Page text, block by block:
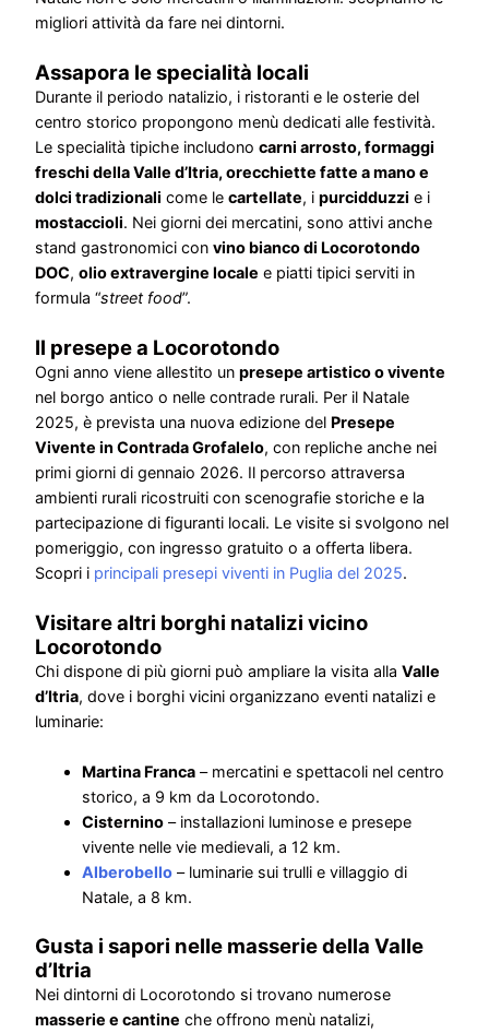
migliori attività da fare nei dintorni.
Assapora le specialità locali
Durante il periodo natalizio, i ristoranti e le osterie del
centro storico propongono menù dedicati alle festività.
Le specialità tipiche includono carni arrosto, formaggi
freschi della Valle d’Itria, orecchiette fatte a mano e
dolci tradizionali come le cartellate, i purcidduzzi e i
mostaccioli. Nei giorni dei mercatini, sono attivi anche
stand gastronomici con vino bianco di Locorotondo
DOC, olio extravergine locale e piatti tipici serviti in
formula “street food”.
Il presepe a Locorotondo
Ogni anno viene allestito un presepe artistico o vivente
nel borgo antico o nelle contrade rurali. Per il Natale
2025, è prevista una nuova edizione del Presepe
Vivente in Contrada Grofalelo, con repliche anche nei
primi giorni di gennaio 2026. Il percorso attraversa
ambienti rurali ricostruiti con scenografie storiche e la
partecipazione di figuranti locali. Le visite si svolgono nel
pomeriggio, con ingresso gratuito o a offerta libera.
Scopri i principali presepi viventi in Puglia del 2025.
Visitare altri borghi natalizi vicino
Locorotondo
Chi dispone di più giorni può ampliare la visita alla Valle
d’Itria, dove i borghi vicini organizzano eventi natalizi e
luminarie:
Martina Franca – mercatini e spettacoli nel centro
storico, a 9 km da Locorotondo.
Cisternino – installazioni luminose e presepe
vivente nelle vie medievali, a 12 km.
Alberobello – luminarie sui trulli e villaggio di
Natale, a 8 km.
Gusta i sapori nelle masserie della Valle
d’Itria
Nei dintorni di Locorotondo si trovano numerose
masserie e cantine che offrono menù natalizi,